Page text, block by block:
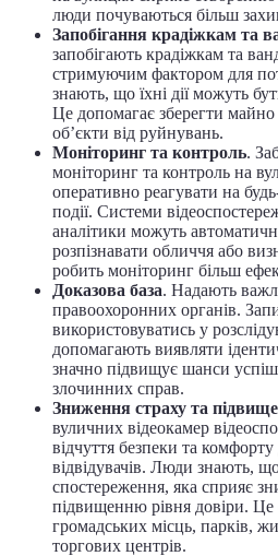
люди почуваються більш
Запобігання крадіжкам та
запобігають крадіжкам та
стримуючим фактором для
знають, що їхні дії можуть
Це допомагає зберегти майно
об’єкти від руйнувань.
Моніторинг та контроль.
моніторинг та контроль на
оперативно реагувати на
події. Системи
аналітики можуть
розпізнавати обличчя або
робить моніторинг більш
Доказова база. Надають
правоохоронних органів.
використовуватись у
допомагають виявляти
значно підвищує шанси
злочинних справ.
Зниження страху та
вуличних відеокамер
відчуття безпеки та
відвідувачів. Люди знають,
спостереження, яка сприяє
підвищенню рівня довіри.
громадських місць, парків,
торгових центрів.